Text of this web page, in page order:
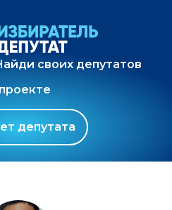
своих депутатов
депутата